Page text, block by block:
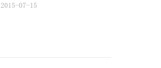
2015-07-15